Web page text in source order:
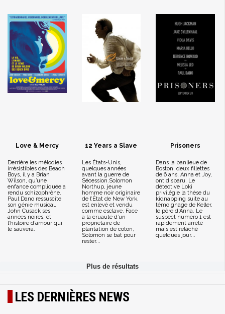
Love & Mercy
Derrière les mélodies
irrésistibles des Beach
Boys, il y a Brian
Wilson, qu’une
enfance compliquée a
rendu schizophrène.
Paul Dano ressuscite
son génie musical,
John Cusack ses
années noires, et
l’histoire d’amour qui
le sauvera.
12 Years a Slave
Les États-Unis,
quelques années
avant la guerre de
Sécession.Solomon
Northup, jeune
homme noir originaire
de l’État de New York,
est enlevé et vendu
comme esclave. Face
à la cruauté d’un
propriétaire de
plantation de coton,
Solomon se bat pour
rester...
Prisoners
Dans la banlieue de
Boston, deux fillettes
de 6 ans, Anna et Joy,
ont disparu. Le
détective Loki
privilégie la thèse du
kidnapping suite au
témoignage de Keller,
le père d'Anna. Le
suspect numéro 1 est
rapidement arrêté
mais est relâché
quelques jour...
LES DERNIÈRES NEWS